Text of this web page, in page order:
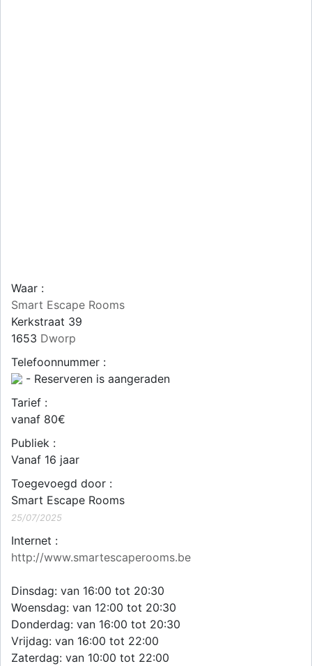
Waar :
Smart Escape Rooms
Kerkstraat 39
1653 Dworp
Telefoonnummer :
- Reserveren is aangeraden
Tarief :
vanaf 80€
Publiek :
Vanaf 16 jaar
Toegevoegd door :
Smart Escape Rooms
25/07/2025
Internet :
http://www.smartescaperooms.be
Dinsdag: van 16:00 tot 20:30
Woensdag: van 12:00 tot 20:30
Donderdag: van 16:00 tot 20:30
Vrijdag: van 16:00 tot 22:00
Zaterdag: van 10:00 tot 22:00